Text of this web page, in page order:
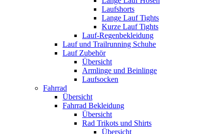
Laufshorts
Lange Lauf Tights
Kurze Lauf Tights
Lauf-Regenbekleidung
Lauf und Trailrunning Schuhe
Lauf Zubehör
Übersicht
Armlinge und Beinlinge
Laufsocken
Fahrrad
Übersicht
Fahrrad Bekleidung
Übersicht
Rad Trikots und Shirts
Übersicht